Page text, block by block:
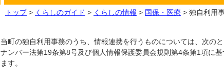
トップ> くらしのガイド > くらしの情報 > 国保・医療 > 独自利用
当町の独自利用事務のうち、情報連携を行うものについては、次の
ナンバー法第19条第8号及び個人情報保護委員会規則第4条第1項に
ます。